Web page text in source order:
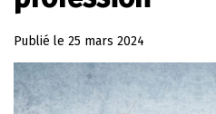
Publié le 25 mars 2024